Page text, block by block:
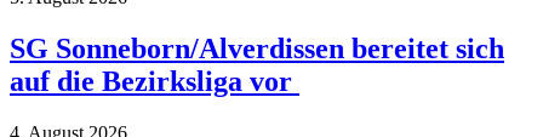
SG Sonneborn/Alverdissen bereitet sich
auf die Bezirksliga vor
4. August 2026